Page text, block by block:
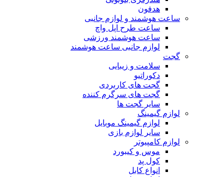
هدفون
ساعت هوشمند و لوازم جانبی
ساعت طرح اپل واچ
ساعت هوشمند ورزشی
لوازم جانبی ساعت هوشمند
گجت
سلامت و زیبایی
دکوراتیو
گجت های کاربردی
گجت های سرگرم کننده
سایر گجت ها
لوازم گیمینگ
لوازم گیمینگ موبایل
سایر لوازم بازی
لوازم کامپیوتر
موس و کیبورد
کول پد
انواع کابل